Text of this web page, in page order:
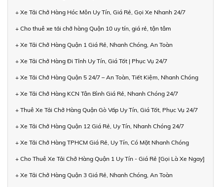
+ Xe Tải Chở Hàng Hóc Môn Uy Tín, Giá Rẻ, Gọi Xe Nhanh 24/7
+ Cho thuê xe tải chở hàng Quận 10 uy tín, giá rẻ, tận tâm
+ Xe Tải Chở Hàng Quận 1 Giá Rẻ, Nhanh Chóng, An Toàn
+ Xe Tải Chở Hàng Đi Tỉnh Uy Tín, Giá Tốt | Phục Vụ 24/7
+ Xe Tải Chở Hàng Quận 5 24/7 – An Toàn, Tiết Kiệm, Nhanh Chóng
+ Xe Tải Chở Hàng KCN Tân Bình Giá Rẻ, Nhanh Chóng 24/7
+ Thuê Xe Tải Chở Hàng Quận Gò Vấp Uy Tín, Giá Tốt, Phục Vụ 24/7
+ Xe Tải Chở Hàng Quận 12 Giá Rẻ, Uy Tín, Nhanh Chóng 24/7
+ Xe Tải Chở Hàng TPHCM Giá Rẻ, Uy Tín, Có Mặt Nhanh Chóng
+ Cho Thuê Xe Tải Chở Hàng Quận 1 Uy Tín - Giá Rẻ [Gọi Là Xe Ngay]
+ Xe Tải Chở Hàng Quận 3 Giá Rẻ, Nhanh Chóng, An Toàn